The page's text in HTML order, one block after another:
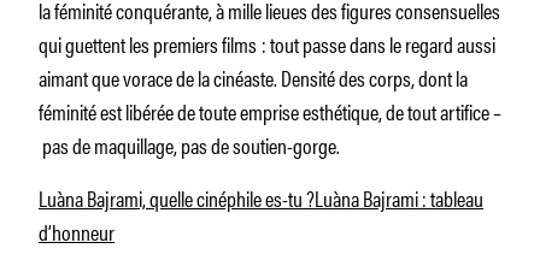
la féminité conquérante, à mille lieues des figures consensuelles
qui guettent les premiers films : tout passe dans le regard aussi
aimant que vorace de la cinéaste. Densité des corps, dont la
féminité est libérée de toute emprise esthétique, de tout artifice –
pas de maquillage, pas de soutien-gorge.
Luàna Bajrami, quelle cinéphile es-tu ?Luàna Bajrami : tableau
d’honneur